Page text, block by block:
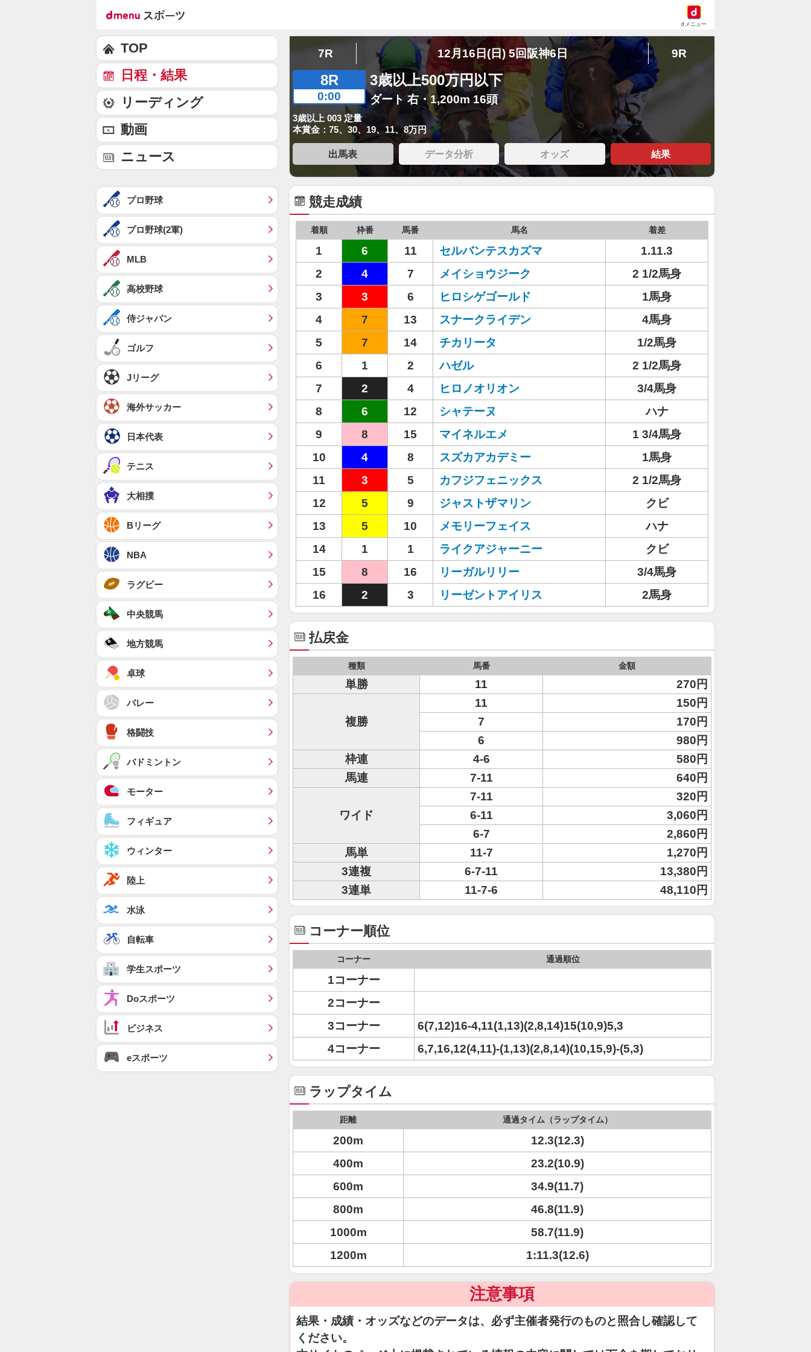
dメニュー
7R 12月16日(日) 5回阪神6日 9R
8R
0:00
3歳以上500万円以下
ダート 右・1,200m 16頭
3歳以上 003 定量
本賞金：75、30、19、11、8万円
出馬表 データ分析 オッズ 結果
競走成績
着順 枠番 馬番 馬名 着差
1 6 11 セルバンテスカズマ
1.11.3
2
4 7 メイショウジーク
2 1/2馬身
3
3 6 ヒロシゲゴールド
1馬身
4
7 13 スナークライデン
4馬身
5
7 14 チカリータ
1/2馬身
6
1 2 ハゼル
2 1/2馬身
7
2 4 ヒロノオリオン
3/4馬身
8
6 12 シャテーヌ
ハナ
9
8 15 マイネルエメ
1 3/4馬身
10
4 8 スズカアカデミー
1馬身
11
3 5 カフジフェニックス
2 1/2馬身
12
5 9 ジャストザマリン
クビ
13
5 10 メモリーフェイス
ハナ
14
1 1 ライクアジャーニー
クビ
15
8 16 リーガルリリー
3/4馬身
16
2 3 リーゼントアイリス 2馬身
払戻金
種類 馬番 金額
単勝 11 270円
複勝
11
150円
7
170円
6
980円
枠連
4-6
580円
馬連
7-11 640円
ワイド
7-11
320円
6-11
3,060円
6-7
2,860円
馬単
11-7
1,270円
3連複
6-7-11
13,380円
3連単
11-7-6 48,110円
コーナー順位
コーナー 通過順位
1コーナー
2コーナー
3コーナー
6(7,12)16-4,11(1,13)(2,8,14)15(10,9)5,3
4コーナー
6,7,16,12(4,11)-(1,13)(2,8,14)(10,15,9)-(5,3)
ラップタイム
距離 通過タイム（ラップタイム）
200m
12.3(12.3)
400m
23.2(10.9)
600m
34.9(11.7)
800m
46.8(11.9)
1000m
58.7(11.9)
1200m
1:11.3(12.6)
注意事項
結果・成績・オッズなどのデータは、必ず主催者発行のものと照合し確認して
ください。
TOP
日程・結果
リーディング
動画
ニュース
プロ野球
プロ野球(2軍)
MLB
高校野球
侍ジャパン
ゴルフ
Jリーグ
海外サッカー
日本代表
テニス
大相撲
Bリーグ
NBA
ラグビー
中央競馬
地方競馬
卓球
バレー
格闘技
バドミントン
モーター
フィギュア
ウィンター
陸上
水泳
自転車
学生スポーツ
Doスポーツ
ビジネス
eスポーツ